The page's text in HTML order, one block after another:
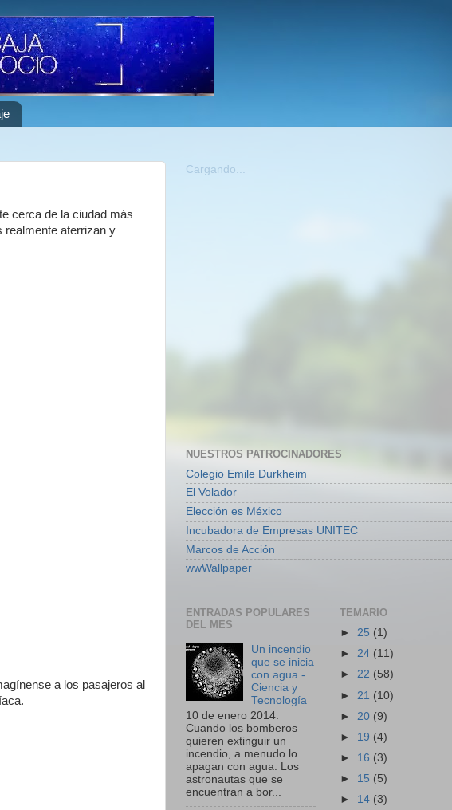
cerca de la ciudad más
realmente aterrizan y
a los pasajeros al
Cargando...
NUESTROS PATROCINADORES
Colegio Emile Durkheim
El Volador
Elección es México
Incubadora de Empresas UNITEC
Marcos de Acción
wwWallpaper
ENTRADAS POPULARES
DEL MES
Un incendio
que se inicia
con agua -
Ciencia y
Tecnología
10 de enero 2014:
Cuando los bomberos
quieren extinguir un
incendio, a menudo lo
apagan con agua. Los
astronautas que se
encuentran a bor...
TEMARIO
► 25 (1)
► 24 (11)
► 22 (58)
► 21 (10)
► 20 (9)
► 19 (4)
► 16 (3)
► 15 (5)
► 14 (3)